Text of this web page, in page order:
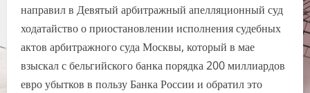
направил в Девятый арбитражный апелляционный суд
ходатайство о приостановлении исполнения судебных
актов арбитражного суда Москвы, который в мае
взыскал с бельгийского банка порядка 200 миллиардов
евро убытков в пользу Банка России и обратил это